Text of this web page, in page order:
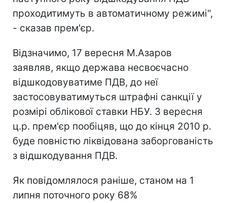
проходитимуть в автоматичному режимі",
- сказав прем'єр.
Відзначимо, 17 вересня М.Азаров
заявляв, якщо держава несвоєчасно
відшкодовуватиме ПДВ, до неї
застосовуватимуться штрафні санкції у
розмірі облікової ставки НБУ. 3 вересня
ц.р. прем'єр пообіцяв, що до кінця 2010 р.
буде повністю ліквідована заборгованість
з відшкодування ПДВ.
Як повідомлялося раніше, станом на 1
липня поточного року 68%